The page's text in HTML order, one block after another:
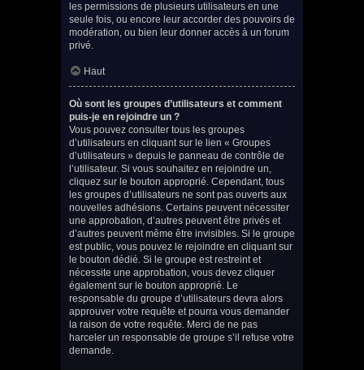
les permissions de plusieurs utilisateurs en une
seule fois, ou encore leur accorder des pouvoirs de
modération, ou bien leur donner accès à un forum
privé.
Haut
Où sont les groupes d’utilisateurs et comment
puis-je en rejoindre un ?
Vous pouvez consulter tous les groupes
d’utilisateurs en cliquant sur le lien « Groupes
d’utilisateurs » depuis le panneau de contrôle de
l’utilisateur. Si vous souhaitez en rejoindre un,
cliquez sur le bouton approprié. Cependant, tous
les groupes d’utilisateurs ne sont pas ouverts aux
nouvelles adhésions. Certains peuvent nécessiter
une approbation, d’autres peuvent être privés et
d’autres peuvent même être invisibles. Si le groupe
est public, vous pouvez le rejoindre en cliquant sur
le bouton dédié. Si le groupe est restreint et
nécessite une approbation, vous devez cliquer
également sur le bouton approprié. Le
responsable du groupe d’utilisateurs devra alors
approuver votre requête et pourra vous demander
la raison de votre requête. Merci de ne pas
harceler un responsable de groupe s’il refuse votre
demande.